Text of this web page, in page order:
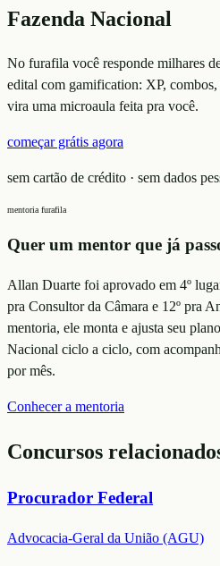
Fazenda Nacional
No furafila você responde milhares
edital com gamification: XP,
vira uma microaula feita pra você.
começar grátis agora
sem cartão de crédito · sem dados
mentoria furafila
Quer um mentor que já
Allan Duarte foi aprovado em 4º
pra Consultor da Câmara e 12º pra
mentoria, ele monta e ajusta seu plano
Nacional ciclo a ciclo, com
por mês.
Conhecer a mentoria
Concursos
Procurador Federal
Advocacia-Geral da União (AGU)